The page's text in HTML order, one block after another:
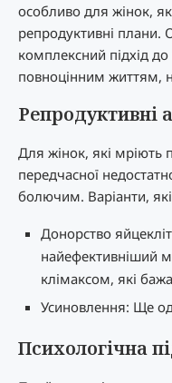
особливо для жінок,
репродуктивні плани.
комплексний підхід
повноцінним життям,
Репродуктивні
Для жінок, які мріють
передчасної
болючим. Варіанти,
Донорство
найефективніший
клімаксом, які
Усиновлення: Ще
Психологічна